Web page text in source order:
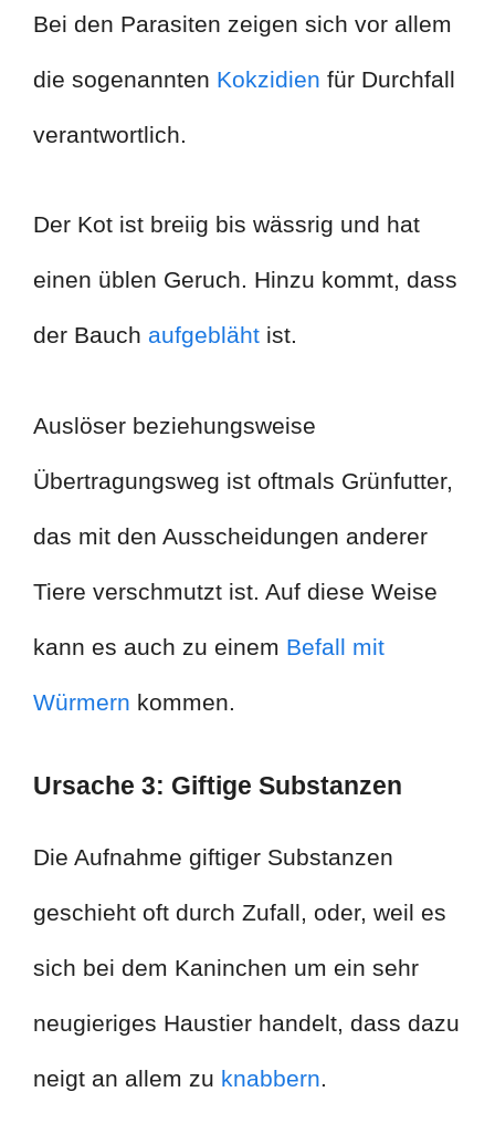
Bei den Parasiten zeigen sich vor allem
die sogenannten Kokzidien für Durchfall
verantwortlich.
Der Kot ist breiig bis wässrig und hat
einen üblen Geruch. Hinzu kommt, dass
der Bauch aufgebläht ist.
Auslöser beziehungsweise
Übertragungsweg ist oftmals Grünfutter,
das mit den Ausscheidungen anderer
Tiere verschmutzt ist. Auf diese Weise
kann es auch zu einem Befall mit
Würmern kommen.
Ursache 3: Giftige Substanzen
Die Aufnahme giftiger Substanzen
geschieht oft durch Zufall, oder, weil es
sich bei dem Kaninchen um ein sehr
neugieriges Haustier handelt, dass dazu
neigt an allem zu knabbern.